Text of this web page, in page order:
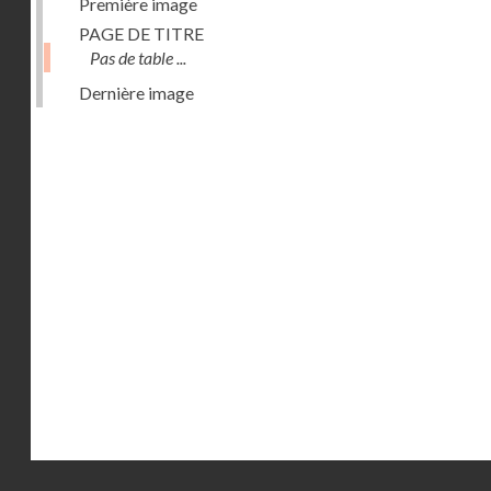
PAGE DE TITRE
Pas de table ...
Dernière image